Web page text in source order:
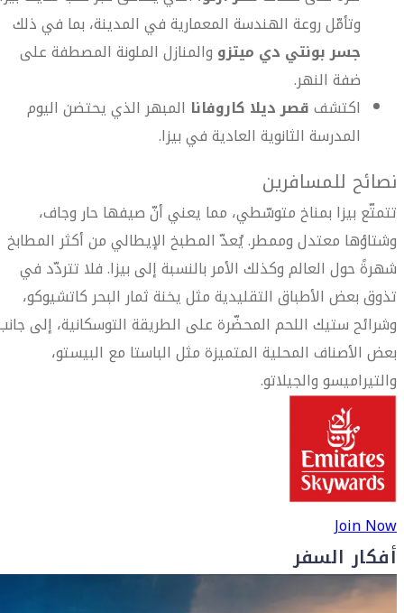
وتأمّل روعة الهندسة المعمارية في المدينة، بما في ذلك
جسر بونتي دي ميتزو والمنازل الملونة المصطفة على
ضفة النهر.
اكتشفقصر ديلا كاروفانا المبهر الذي يحتضن اليوم
المدرسة الثانوية العادية في بيزا.
نصائح للمسافرين
تتمتّع بيزا بمناخ متوسّطي، مما يعني أنّ صيفها حار وجاف،
وشتاؤها معتدل وممطر. يُعدّ المطبخ الإيطالي من أكثر المطابخ
شهرةً حول العالم وكذلك الأمر بالنسبة إلى بيزا. فلا تتردّد في
تذوق بعض الأطباق التقليدية مثل يخنة ثمار البحر كاتشيوكو،
وشرائح ستيك اللحم المحضّرة على الطريقة التوسكانية، إلى
بعض الأصناف المحلية المتميزة مثل الباستا مع البيستو،
والتيراميسو والجيلاتو.
Join Now
أفكار السفر